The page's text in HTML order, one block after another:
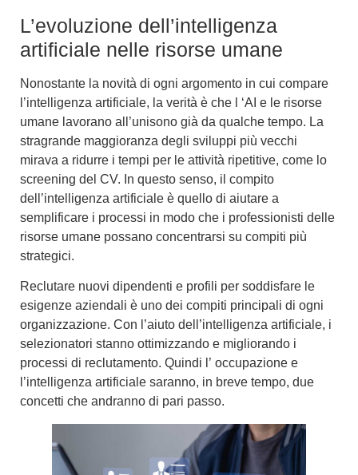
L’evoluzione dell’intelligenza
artificiale nelle risorse umane
Nonostante la novità di ogni argomento in cui compare
l’intelligenza artificiale, la verità è che l ‘AI e le risorse
umane lavorano all’unisono già da qualche tempo. La
stragrande maggioranza degli sviluppi più vecchi
mirava a ridurre i tempi per le attività ripetitive, come lo
screening del CV. In questo senso, il compito
dell’intelligenza artificiale è quello di aiutare a
semplificare i processi in modo che i professionisti delle
risorse umane possano concentrarsi su compiti più
strategici.
Reclutare nuovi dipendenti e profili per soddisfare le
esigenze aziendali è uno dei compiti principali di ogni
organizzazione. Con l’aiuto dell’intelligenza artificiale, i
selezionatori stanno ottimizzando e migliorando i
processi di reclutamento. Quindi l’ occupazione e
l’intelligenza artificiale saranno, in breve tempo, due
concetti che andranno di pari passo.